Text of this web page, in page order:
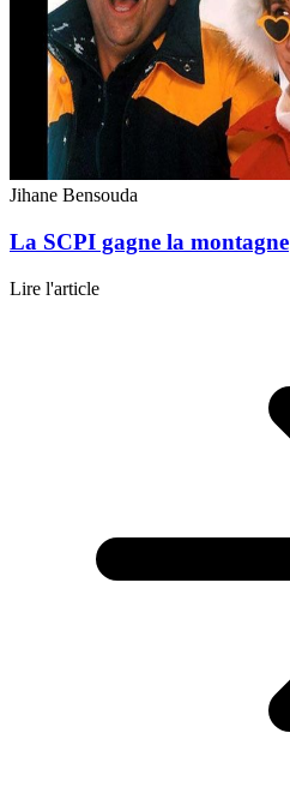
Jihane Bensouda
La SCPI gagne la montagne
Lire l'article